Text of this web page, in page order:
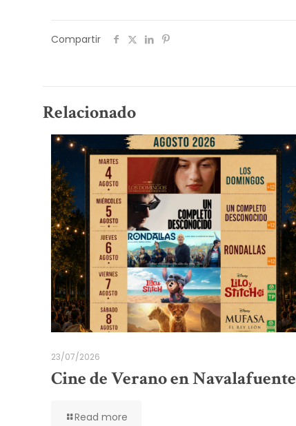
Compartir
Relacionado
23/07/2026
Cine de Verano en Navalafuente
Read more